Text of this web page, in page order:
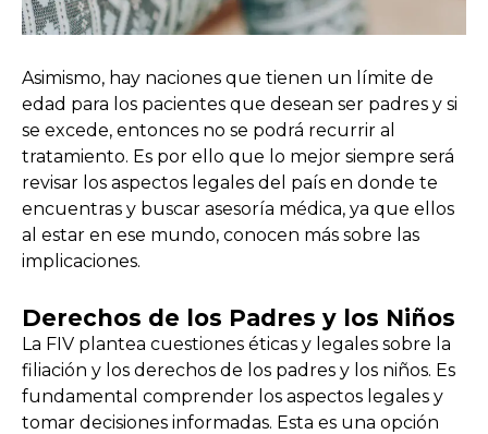
Asimismo, hay naciones que tienen un límite de
edad para los pacientes que desean ser padres y si
se excede, entonces no se podrá recurrir al
tratamiento. Es por ello que lo mejor siempre será
revisar los aspectos legales del país en donde te
encuentras y buscar asesoría médica, ya que ellos
al estar en ese mundo, conocen más sobre las
implicaciones.
Derechos de los Padres y los Niños
La FIV plantea cuestiones éticas y legales sobre la
filiación y los derechos de los padres y los niños. Es
fundamental comprender los aspectos legales y
tomar decisiones informadas. Esta es una opción